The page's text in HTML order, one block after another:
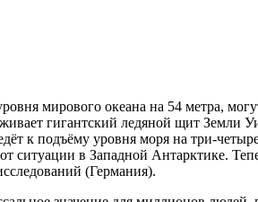
мирового океана на 54 метра,
гигантский ледяной щит Земли
к подъёму уровня моря на три-
ситуации в Западной Антарктике.
(Германия).